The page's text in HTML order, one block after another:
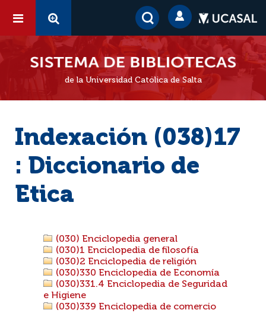
de la Universidad Católica de Salta
Indexación (038)17
: Diccionario de
Etica
(030) Enciclopedia general
(030)1 Enciclopedia de filosofía
(030)2 Enciclopedia de religión
(030)330 Enciclopedia de Economía
(030)331.4 Enciclopedia de Seguridad
e Higiene
(030)339 Enciclopedia de comercio